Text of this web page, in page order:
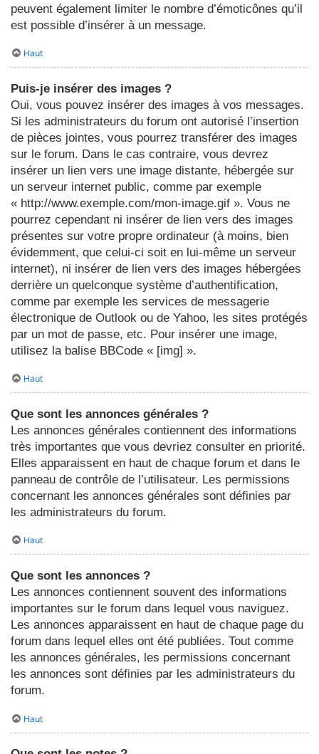
peuvent également limiter le nombre d’émoticônes qu’il
est possible d’insérer à un message.
Haut
Puis-je insérer des images ?
Oui, vous pouvez insérer des images à vos messages.
Si les administrateurs du forum ont autorisé l’insertion
de pièces jointes, vous pourrez transférer des images
sur le forum. Dans le cas contraire, vous devrez
insérer un lien vers une image distante, hébergée sur
un serveur internet public, comme par exemple
« http://www.exemple.com/mon-image.gif ». Vous ne
pourrez cependant ni insérer de lien vers des images
présentes sur votre propre ordinateur (à moins, bien
évidemment, que celui-ci soit en lui-même un serveur
internet), ni insérer de lien vers des images hébergées
derrière un quelconque système d’authentification,
comme par exemple les services de messagerie
électronique de Outlook ou de Yahoo, les sites protégés
par un mot de passe, etc. Pour insérer une image,
utilisez la balise BBCode « [img] ».
Haut
Que sont les annonces générales ?
Les annonces générales contiennent des informations
très importantes que vous devriez consulter en priorité.
Elles apparaissent en haut de chaque forum et dans le
panneau de contrôle de l’utilisateur. Les permissions
concernant les annonces générales sont définies par
les administrateurs du forum.
Haut
Que sont les annonces ?
Les annonces contiennent souvent des informations
importantes sur le forum dans lequel vous naviguez.
Les annonces apparaissent en haut de chaque page du
forum dans lequel elles ont été publiées. Tout comme
les annonces générales, les permissions concernant
les annonces sont définies par les administrateurs du
forum.
Haut